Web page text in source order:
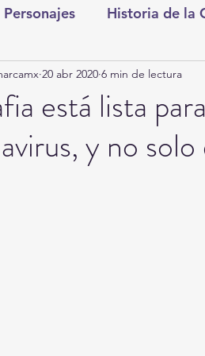
Personajes Historia de la
Entretenimiento
CDMX
está lista
y no
20 abr 2020 6 min de lectura